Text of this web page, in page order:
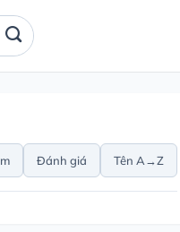
Đánh giá Tên A→Z